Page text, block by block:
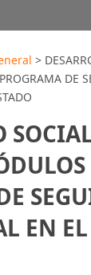
>
DE
EN EL